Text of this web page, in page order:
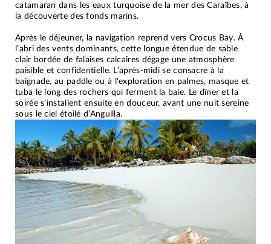
catamaran dans les eaux turquoise de la mer des Caraïbes, à
la découverte des fonds marins.
Après le déjeuner, la navigation reprend vers Crocus Bay. À
l’abri des vents dominants, cette longue étendue de sable
clair bordée de falaises calcaires dégage une atmosphère
paisible et confidentielle. L’après-midi se consacre à la
baignade, au paddle ou à l'exploration en palmes, masque et
tuba le long des rochers qui ferment la baie. Le dîner et la
soirée s’installent ensuite en douceur, avant une nuit sereine
sous le ciel étoilé d’Anguilla.